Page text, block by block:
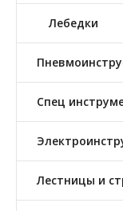
Лебедки
Спец
Лестницы и